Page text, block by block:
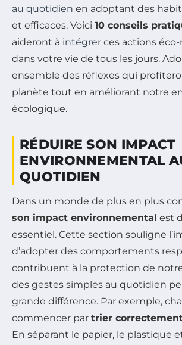
au quotidien en adoptant des
et efficaces. Voici 10 conseils
aideront à intégrer ces actions
dans votre vie de tous les jours.
ensemble des réflexes qui
planète tout en améliorant notre
écologique.
RÉDUIRE SON IMPACT
ENVIRONNEMENTAL
QUOTIDIEN
Dans un monde de plus en plus
son impact environnemental est
essentiel. Cette section souligne
d’adopter des comportements
contribuent à la protection de
des gestes simples au quotidien
grande différence. Par exemple,
commencer par trier
En séparant le papier, le plastique